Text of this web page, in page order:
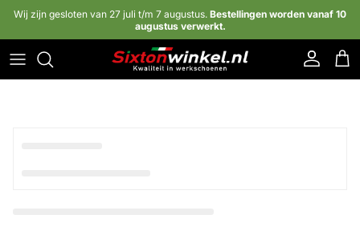
Ga naar inhoud
Wij zijn gesloten van 27 juli t/m 7 augustus. Bestellingen worden vanaf 10
augustus verwerkt.
Account